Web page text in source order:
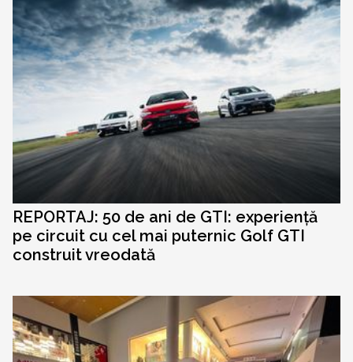
REPORTAJ: 50 de ani de GTI: experiență
pe circuit cu cel mai puternic Golf GTI
construit vreodată